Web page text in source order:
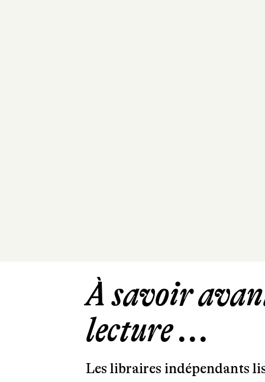
À savoir
lecture ...
Les libraires indépendants